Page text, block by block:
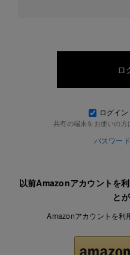
ログイ
共有の端末をお使いの
パスワー
以前Amazonアカウントを
と
Amazonアカウントを利